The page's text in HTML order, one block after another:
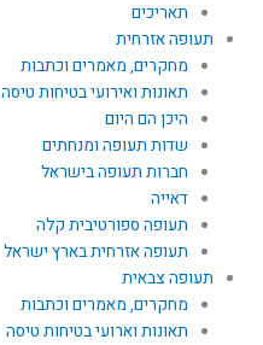
תאריכים
תעופה אזרחית
מחקרים, מאמרים וכתבות
תאונות ואירועי בטיחות טיסה
היכן הם היום
שדות תעופה ומנחתים
חברות תעופה בישראל
דאייה
תעופה ספורטיבית קלה
תעופה אזרחית בארץ ישראל
תעופה צבאית
מחקרים, מאמרים וכתבות
תאונות וארועי בטיחות טיסה